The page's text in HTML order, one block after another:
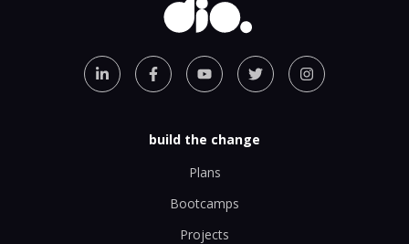
build the change
Plans
Bootcamps
Projects